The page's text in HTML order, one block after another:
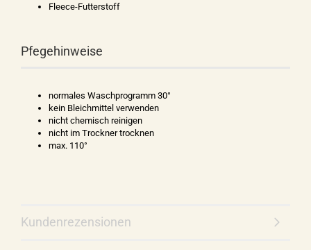
Fleece-Futterstoff
Pfegehinweise
normales Waschprogramm 30°
kein Bleichmittel verwenden
nicht chemisch reinigen
nicht im Trockner trocknen
max. 110°
Kundenrezensionen